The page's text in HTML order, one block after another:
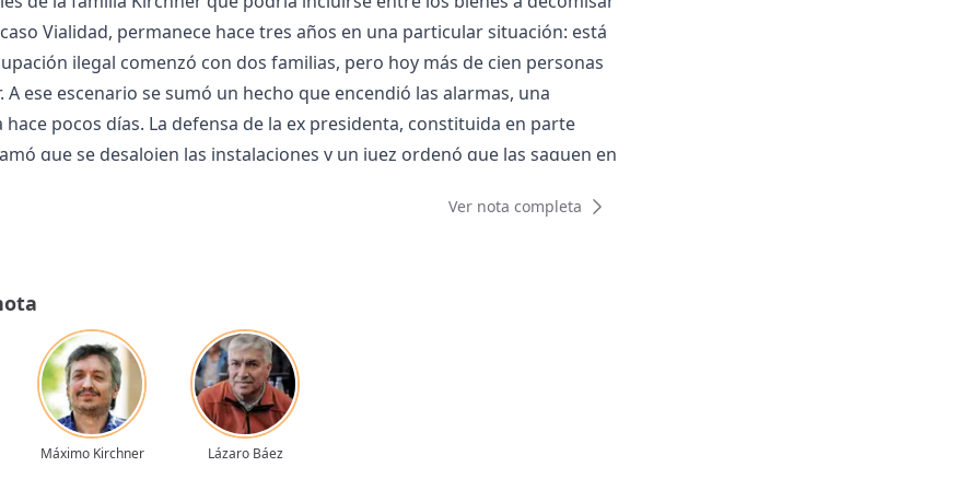
Vialidad, permanece hace tres años en una particular situación: está
ilegal comenzó con dos familias, pero hoy más de cien personas
A ese escenario se sumó un hecho que encendió las alarmas, una
pocos días. La defensa de la ex presidenta, constituida en parte
que se desalojen las instalaciones y un juez ordenó que las saquen en
es La Aldea, ubicado en El Chaltén a los pies de la montaña en la capital
sólo devuelven la imagen del abandono. Una obra de ampliación sin
en la puerta que recuerda su cierre hace años, da cuenta de la
que supo ser parte de la oferta turística de El Chaltén. Esta
se encuentra a una hora de El Calafate y se trata del municipio más joven
durante la gobernación de Arturo Puricelli.
de montaña no se comercializó más y sólo sumó deudas con la
Ver nota completa
Máximo Kirchner Lázaro Báez